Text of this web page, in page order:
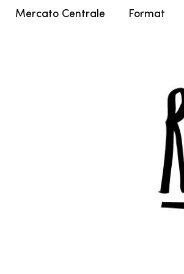
Mercato Centrale Format